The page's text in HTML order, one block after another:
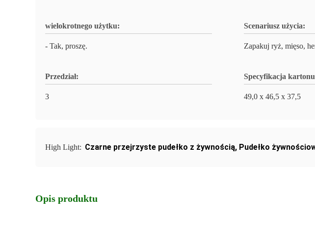
wielokrotnego użytku:
- Tak, proszę.
Scenariusz użycia:
Zapakuj ryż, mięso,
Przedział:
3
Specyfikacja
49,0 x 46,5 x 37,5
High Light: Czarne przejrzyste pudełko z żywnością, Pudełko
Opis produktu